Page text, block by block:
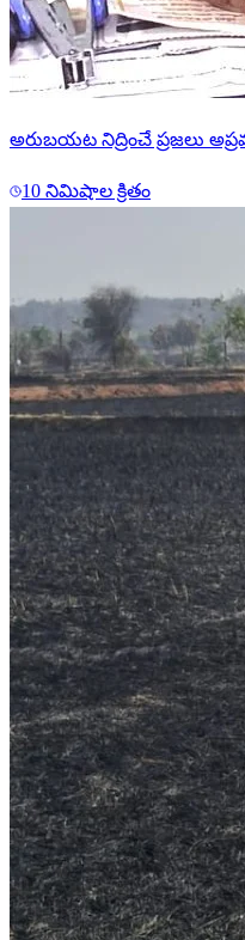
అరుబయట నిద్రించే ప్రజలు
10 నిమిషాల క్రితం